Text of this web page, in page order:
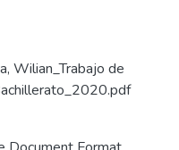
Wilian_Trabajo de